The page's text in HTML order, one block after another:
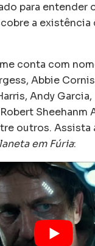
para entender
a existência
conta com
Abbie
Andy
Sheehanm
outros. Assista
em Fúria: